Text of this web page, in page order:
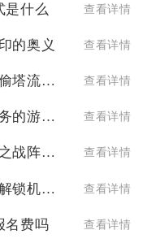
是什么 查看详情
的奥义 查看详情
乱斗西游荡魔天尊如何偷塔流时如何利用地形优势 查看详情
影之刃亢龙有悔支线任务的游戏内提示在哪里 查看详情
有没有快速形成金铲铲之战阵容的建议 查看详情
斗罗大陆绝世二的武魂解锁机制是怎样的 查看详情
名费吗 查看详情